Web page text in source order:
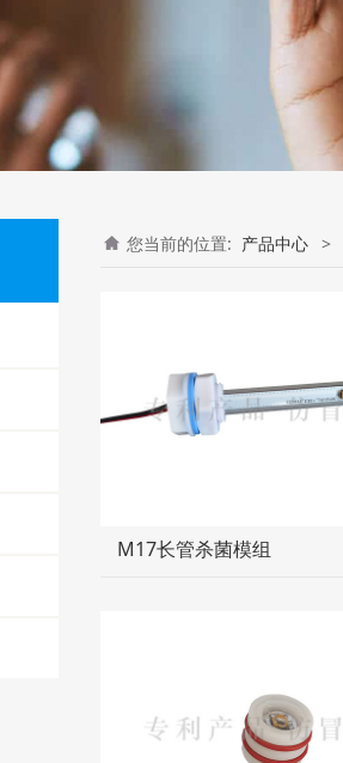
您当前的位置: 产品中心 >
M17长管杀菌模组